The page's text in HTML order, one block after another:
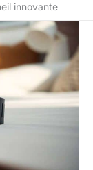
innovante